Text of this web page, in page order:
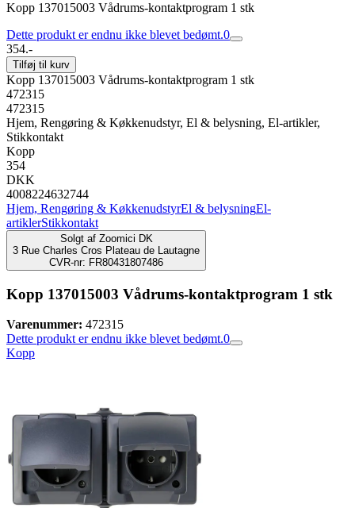
Kopp 137015003 Vådrums-kontaktprogram 1 stk
Dette produkt er endnu ikke blevet bedømt.0
354.-
Tilføj til kurv
Kopp 137015003 Vådrums-kontaktprogram 1 stk
472315
472315
Hjem, Rengøring & Køkkenudstyr, El & belysning, El-artikler,
Stikkontakt
Kopp
354
DKK
4008224632744
Hjem, Rengøring & KøkkenudstyrEl & belysningEl-
artiklerStikkontakt
Solgt af Zoomici DK
3 Rue Charles Cros Plateau de Lautagne
CVR-nr: FR80431807486
Kopp 137015003 Vådrums-kontaktprogram 1 stk
Varenummer: 472315
Dette produkt er endnu ikke blevet bedømt.0
Kopp